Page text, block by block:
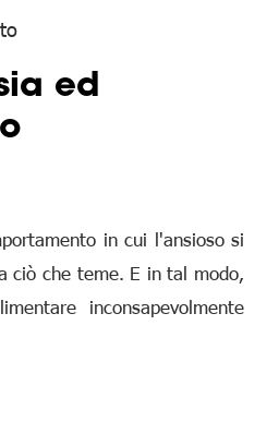
ed
in cui l'ansioso si
ciò che teme. E in tal modo,
inconsapevolmente